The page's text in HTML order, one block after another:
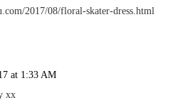
2017/08/floral-skater-dress.html
at 1:33 AM
xx